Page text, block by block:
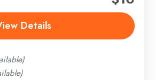
sujeto a confirmación de
995 pesos Descripción El
Cortés brinda una...
Details